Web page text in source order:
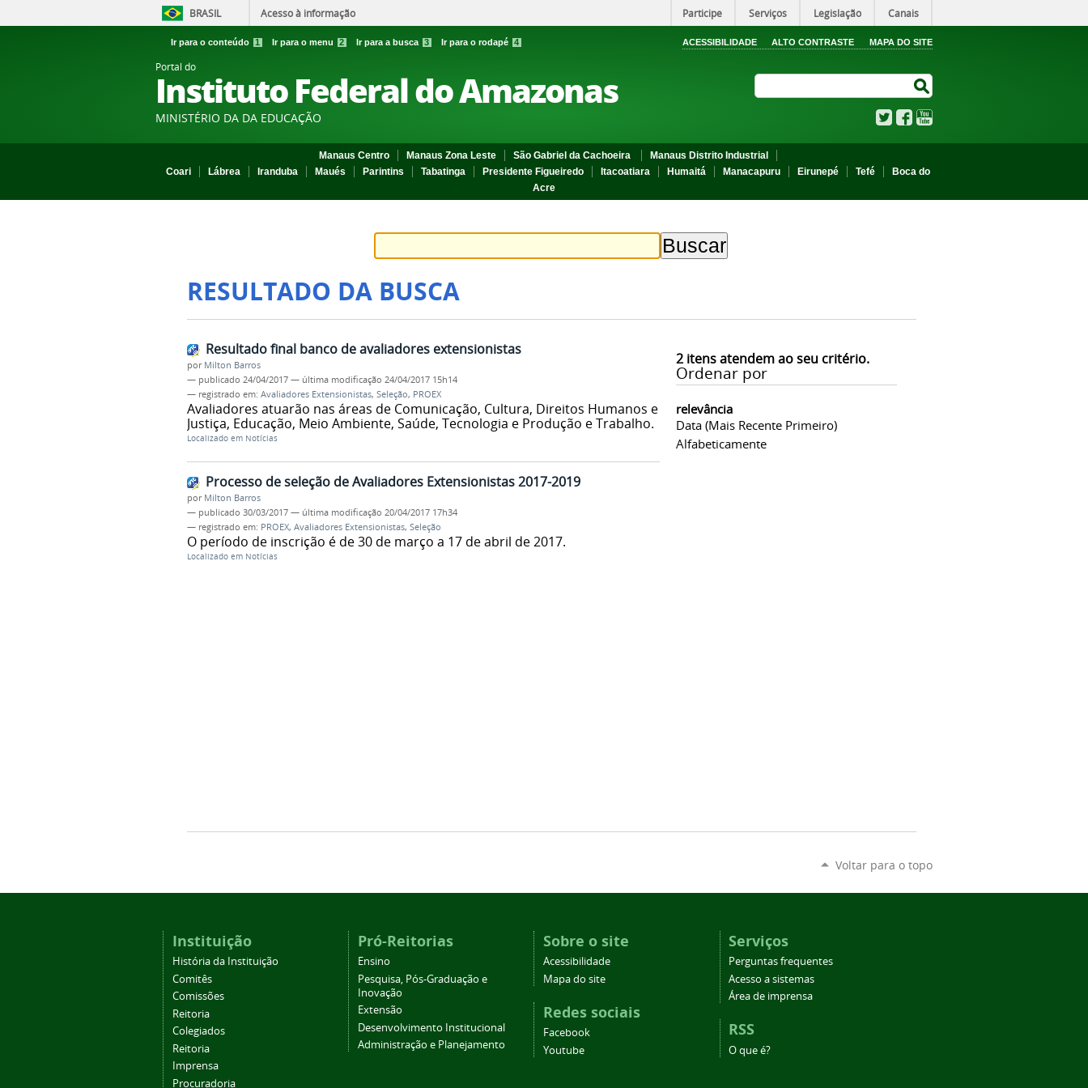
BRASIL Acesso à informação Participe Serviços Legislação Canais
Ir para o conteúdo 1 Ir para o menu 2 Ir para a busca 3 Ir para o rodapé 4 ACESSIBILIDADE ALTO CONTRASTE MAPA DO SITE
Portal do
Instituto Federal do Amazonas
MINISTÉRIO DA DA EDUCAÇÃO TwitterFacebook
Manaus Centro Manaus Zona Leste São Gabriel da Cachoeira
Manaus Distrito Industrial
Coari
Lábrea Iranduba Maués Parintins Tabatinga Presidente Figueiredo Itacoatiara Humaitá Manacapuru Eirunepé Tefé
Boca do
Acre
RESULTADO DA BUSCA
2itens atendem ao seu critério.
Ordenar por
relevância
Data (mais Recente Primeiro)
Alfabeticamente
Resultado final banco de avaliadores extensionistas
por Milton Barros
— publicado 24/04/2017 — última modificação 24/04/2017 15h14
— registrado em: Avaliadores Extensionistas, Seleção, PROEX
Avaliadores atuarão nas áreas de Comunicação, Cultura, Direitos Humanos e
Justiça, Educação, Meio Ambiente, Saúde, Tecnologia e Produção e Trabalho.
Localizado em Notícias
Processo de seleção de Avaliadores Extensionistas 2017-2019
por Milton Barros
— publicado 30/03/2017 — última modificação 20/04/2017 17h34
— registrado em: PROEX, Avaliadores Extensionistas, Seleção
O período de inscrição é de 30 de março a 17 de abril de 2017.
Localizado em Notícias
Voltar para o topo
Instituição
História da Instituição
Comitês
Comissões
Reitoria
Colegiados
Reitoria
Imprensa
Procuradoria
Pró-Reitorias
Ensino
Pesquisa, Pós-Graduação e
Inovação
Extensão
Desenvolvimento Institucional
Administração e Planejamento
Sobre o site
Acessibilidade
Mapa do site
Redes sociais
Facebook
Youtube
Serviços
Perguntas frequentes
Acesso a sistemas
Área de imprensa
RSS
O que é?